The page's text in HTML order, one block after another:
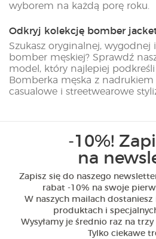
wyborem na każdą porę roku.
Odkryj kolekcję bomber
Szukasz oryginalnej, wygodnej
bomber męskiej? Sprawdź
model, który najlepiej podkreśli
Bomberka męska z
casualowe i streetwearowe
-10%!
na
Zapisz się do naszego
rabat -10% na swoje
W naszych mailach
produktach i
Wysyłamy je średnio raz na
Tylko ciekawe